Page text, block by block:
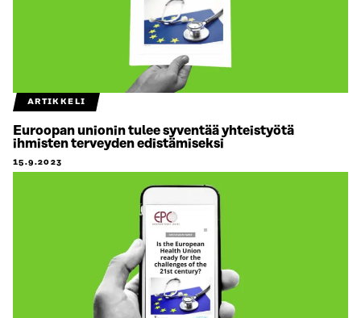
ARTIKKELI
Euroopan unionin tulee syventää yhteistyötä
ihmisten terveyden edistämiseksi
15.9.2023